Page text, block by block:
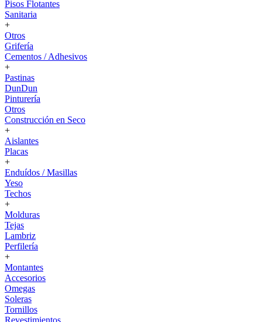
Pisos Flotantes
Sanitaria
+
Otros
Grifería
Cementos / Adhesivos
+
Pastinas
DunDun
Pinturería
Otros
Construcción en Seco
+
Aislantes
Placas
+
Enduídos / Masillas
Yeso
Techos
+
Molduras
Tejas
Lambriz
Perfilería
+
Montantes
Accesorios
Omegas
Soleras
Tornillos
Revestimientos